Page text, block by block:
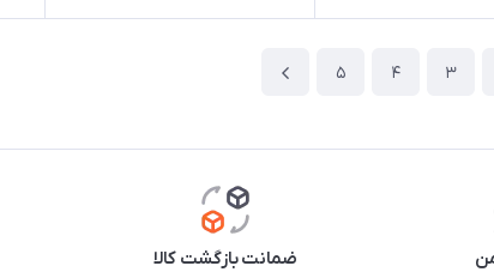
3
4
5
ضمانت بازگشت کالا